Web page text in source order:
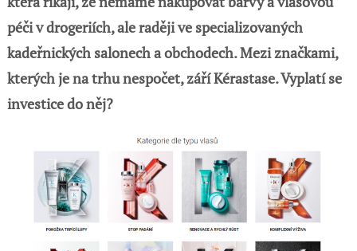
péči v drogeriích, ale raději ve specializovaných
kadeřnických salonech a obchodech. Mezi značkami,
kterých je na trhu nespočet, září Kérastase. Vyplatí se
investice do něj?